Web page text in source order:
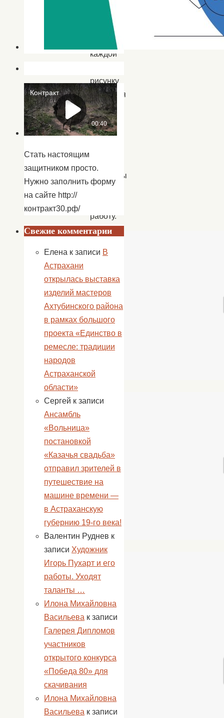
фантазией
относятся
каждой
рисунку
добавляя
от
себя
новые
элементы
работу.
Стать настоящим
защитником просто.
Нужно заполнить форму
на сайте http://
контракт30.рф/
Свежие комментарии
Елена к записи В
Астрахани
открылась выставка
изделий мастеров
Ахтубинского района
в рамках большого
проекта «Единство в
ремесле: традиции
народов
Астраханской
области»
Сергей к записи
Ансамбль
«Вольница»
постановкой
«Казачья свадьба»
отправил зрителей в
путешествие на
машине времени —
в Астраханскую
губернию 19-го века!
Валентин Руднев к
записи Художник
Игорь Пухарт и его
работы. Уходят
таланты …
Илона Михайловна
Васильева к записи
Галерея Дипломов
участников
открытого конкурса
«Победа 80» для
скачивания
Илона Михайловна
Васильева к записи